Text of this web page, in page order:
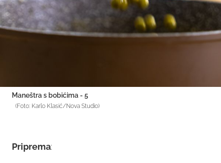
Maneštra s bobićima - 5
(Foto: Karlo Klasić/Nova Studio)
Priprema: